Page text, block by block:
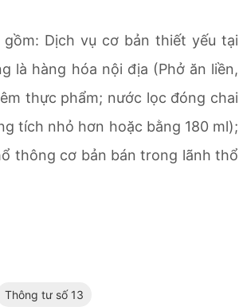
Dịch vụ cơ bản thiết yếu tại
là hàng hóa nội địa (Phở ăn liền,
thực phẩm; nước lọc đóng chai
tích nhỏ hơn hoặc bằng 180 ml);
thông cơ bản bán trong lãnh thổ
Thông tư số 13